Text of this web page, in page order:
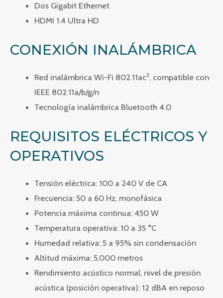
Dos Gigabit Ethernet
HDMI 1.4 Ultra HD
CONEXIÓN INALÁMBRICA
Red inalámbrica Wi-Fi 802.11ac3, compatible con
IEEE 802.11a/b/g/n
Tecnología inalámbrica Bluetooth 4.0
REQUISITOS ELÉCTRICOS Y
OPERATIVOS
Tensión eléctrica: 100 a 240 V de CA
Frecuencia: 50 a 60 Hz, monofásica
Potencia máxima continua: 450 W
Temperatura operativa: 10 a 35 °C
Humedad relativa: 5 a 95% sin condensación
Altitud máxima: 5,000 metros
Rendimiento acústico normal, nivel de presión
acústica (posición operativa): 12 dBA en reposo